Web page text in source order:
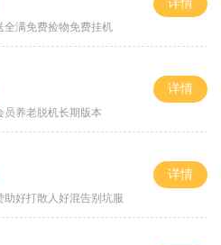
全满免费捡物免费挂机
详情
员养老脱机长期版本
详情
助好打散人好混告别坑服
详情